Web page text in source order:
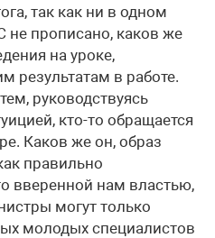
так как ни в одном
не прописано, каков же
на уроке,
результатам в работе.
руководствуясь
кто-то обращается
Каков же он, образ
правильно
вверенной нам властью,
могут только
молодых специалистов